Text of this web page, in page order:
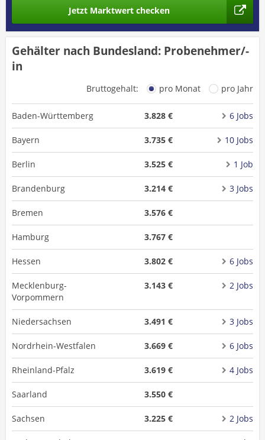
Jetzt Marktwert checken
Gehälter nach Bundesland: Probenehmer/-
in
Bruttogehalt: pro Monat pro Jahr
Baden-Württemberg 3.828 € 6 Jobs
Bayern 3.735 € 10 Jobs
Berlin 3.525 € 1 Job
Brandenburg 3.214 € 3 Jobs
Bremen 3.576 €
Hamburg 3.767 €
Hessen 3.802 € 6 Jobs
Mecklenburg-
Vorpommern
3.143 € 2 Jobs
Niedersachsen 3.491 € 3 Jobs
Nordrhein-Westfalen 3.669 € 6 Jobs
Rheinland-Pfalz 3.619 € 4 Jobs
Saarland 3.550 €
Sachsen 3.225 € 2 Jobs